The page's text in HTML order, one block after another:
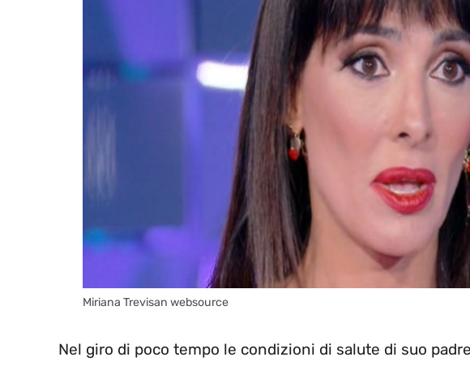
Miriana Trevisan websource
Nel giro di poco tempo le condizioni di salute di suo padre